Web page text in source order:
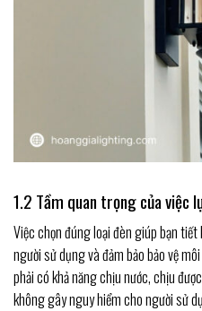
1.2 Tầm quan trọng của việc
Việc chọn đúng loại đèn giúp bạn
người sử dụng và đảm bảo bảo vệ
phải có khả năng chịu nước, chịu
không gây nguy hiểm cho người sử